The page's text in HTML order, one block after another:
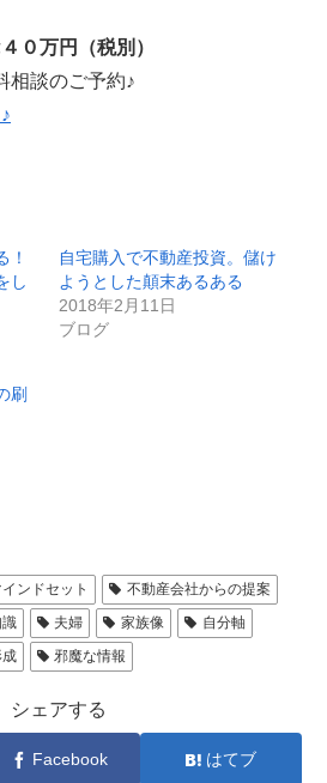
４０万円（税別）
談のご予約♪
！
し
自宅購入で不動産投資。儲け
ようとした顛末あるある
2018年2月11日
ブログ
刷
インドセット
不動産会社からの提案
夫婦 家族像
自分軸
邪魔な情報
シェアする
Facebook はてブ